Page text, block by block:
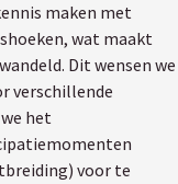
maken met
wat maakt
Dit wensen we
verschillende
het
voor te